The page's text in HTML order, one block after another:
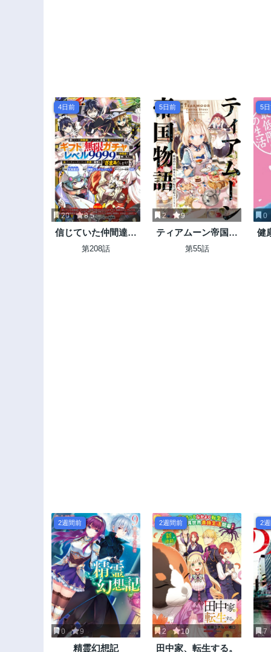
4日前
20 8.5
信じていた仲間達に
ダンジョン奥地で殺
第208話
5日前
2 9
ティアムーン帝国物
語 ～断頭台から始ま
第55話
5
0
健
2週間前
0 9
精霊幻想記
2週間前
2 10
田中家、転生する。
2
7